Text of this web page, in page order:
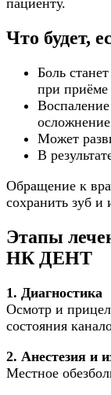
пациенту.
Что будет,
Боль
при
Может
В
Обращение к
сохранить зуб и
Этапы
НК ДЕНТ
1. Диагностика
Осмотр и
состояния
2. Анестезия и
Местное